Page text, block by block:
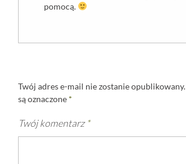
pomocą.
Twój adres e-mail nie zostanie opublikowany.
są oznaczone *
Twój komentarz *